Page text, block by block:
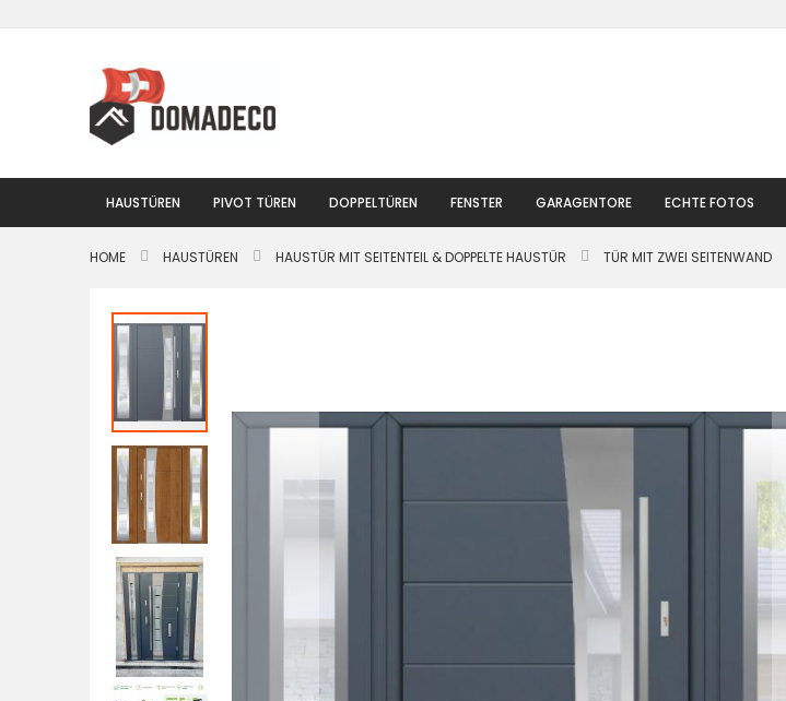
Inhalt
HAUSTÜREN PIVOT TÜREN DOPPELTÜREN FENSTER GARAGENTORE ECHTE FOTOS
HOME HAUSTÜREN HAUSTÜR MIT SEITENTEIL & DOPPELTE HAUSTÜR TÜR MIT ZWEI SEITENWAND
Zum
Ende
der
Bildgalerie
springen